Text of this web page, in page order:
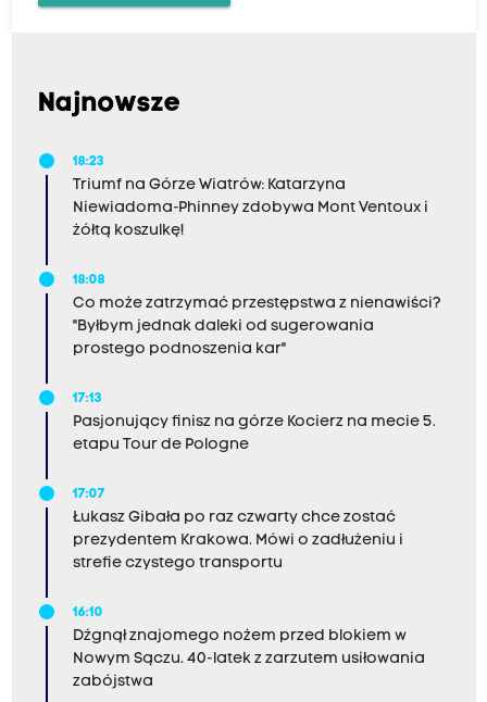
Najnowsze
18:23
Triumf na Górze Wiatrów: Katarzyna
Niewiadoma-Phinney zdobywa Mont Ventoux i
żółtą koszulkę!
18:08
Co może zatrzymać przestępstwa z nienawiści?
"Byłbym jednak daleki od sugerowania
prostego podnoszenia kar"
17:13
Pasjonujący finisz na górze Kocierz na mecie 5.
etapu Tour de Pologne
17:07
Łukasz Gibała po raz czwarty chce zostać
prezydentem Krakowa. Mówi o zadłużeniu i
strefie czystego transportu
16:10
Dźgnął znajomego nożem przed blokiem w
Nowym Sączu. 40-latek z zarzutem usiłowania
zabójstwa